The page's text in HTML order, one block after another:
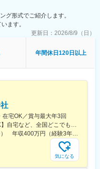
設のルール、仕事の進め方を
司と業務を進め、経験やスキル
ント分野が初めての場合も、
社は原子力施設の運転・保守
年化技術調査などにも事業領
ラント分野で、将来も生かせ
ジニアリング、システムイン
ディングの3事業を展開。安定
」と捉え、研修や資格取得を
い環境のもと、社会貢献性の
グ形式でご紹介します。
ます。
更新日： 2026/8/9（日）
年間休日120日以上
宅OK／賞与最大年3回
【フルリモート・完全在宅勤務OK】自宅など、全国どこでもあなたが働きやすい場所で働けます★転居を伴う転勤なし★全国47都道府県どこからでも応募OK【本社】東京都新宿区山吹町130番地の15 茜ビル2-A＜アクセス＞有楽町線「江戸川橋駅」、東西線「東西線」より徒歩10分※受動喫煙対策：あり
年収480万円（経験5年／リーダー） 年収400万円（経験3年／メンバー）
気になる